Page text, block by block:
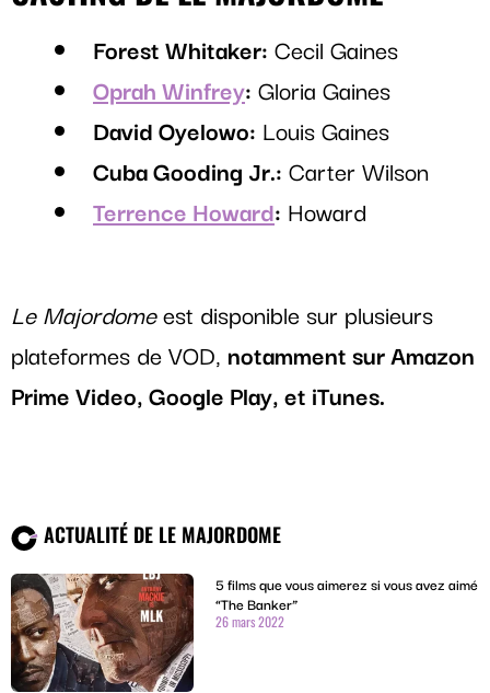
Forest Whitaker: Cecil Gaines
Oprah Winfrey: Gloria Gaines
David Oyelowo: Louis Gaines
Cuba Gooding Jr.: Carter Wilson
Terrence Howard: Howard
Le Majordomeest disponible sur plusieurs
plateformes de VOD, notamment sur Amazon
Prime Video, Google Play, et iTunes.
ACTUALITÉ DE LE MAJORDOME
5 films que vous aimerez si vous avez aimé
“The Banker”
26 mars 2022